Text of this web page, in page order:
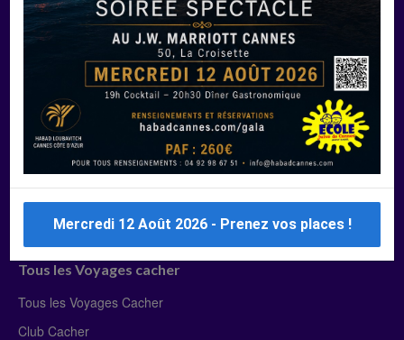
Manger Cacher
Liste des restaurants cacher
Restaurants cacher à Paris
Restaurants cacher à Deauville
Restaurants cacher à Lyon
Restaurants cacher à Marseille
Restaurants cacher Dubaï
Tous les Voyages cacher
Tous les Voyages Cacher
Club Cacher
Mercredi 12 Août 2026 - Prenez vos places !